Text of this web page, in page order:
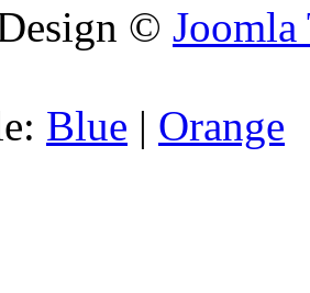
© Joomla
Blue | Orange